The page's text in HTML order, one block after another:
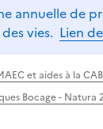
annuelle de
vies. Lien
et aides à la
Bocage - Natura